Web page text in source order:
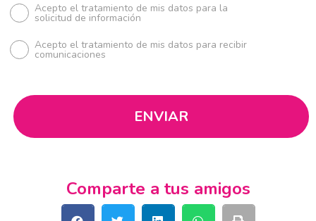
Acepto el tratamiento de mis datos para la
solicitud de información
Acepto el tratamiento de mis datos para recibir
comunicaciones
Comparte a tus amigos